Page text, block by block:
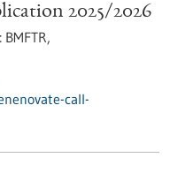
2025/2026
BMFTR,
call-